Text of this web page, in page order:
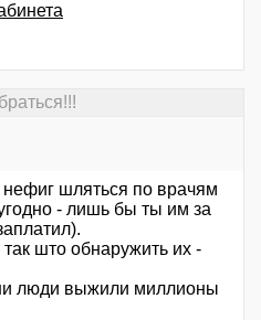
нефиг шляться по врачям
- лишь бы ты им за
што обнаружить их -
люди выжили миллионы